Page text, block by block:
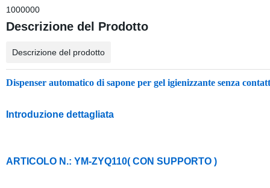
1000000
Descrizione del Prodotto
Descrizione del prodotto
Dispenser automatico di sapone per gel igienizzante senza
Introduzione dettagliata
ARTICOLO N.: YM-ZYQ110( CON SUPPORTO )